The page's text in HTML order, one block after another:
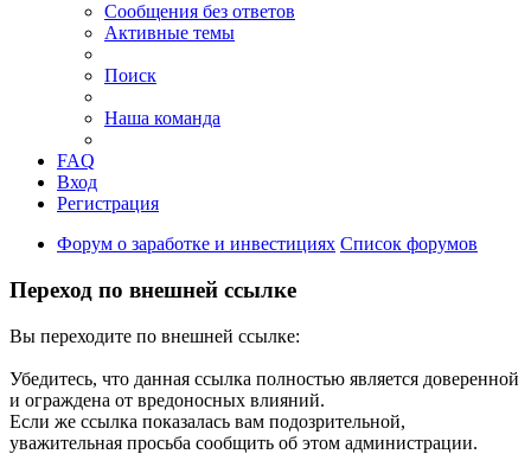
Сообщения без ответов
Активные темы
Поиск
Наша команда
FAQ
Вход
Регистрация
Форум о заработке и инвестициях Список форумов
Переход по внешней ссылке
Вы переходите по внешней ссылке:
Убедитесь, что данная ссылка полностью является доверенной
и ограждена от вредоносных влияний.
Если же ссылка показалась вам подозрительной,
уважительная просьба сообщить об этом администрации.